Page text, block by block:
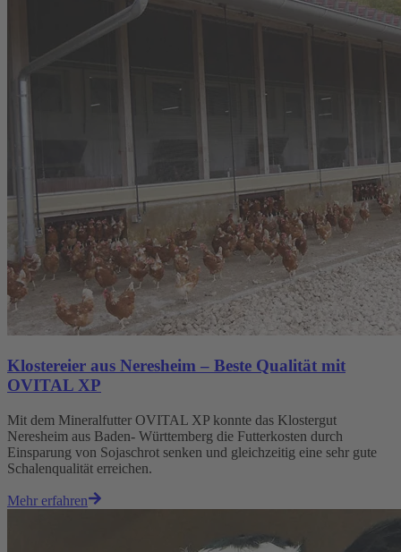
Klostereier aus Neresheim – Beste Qualität mit
OVITAL XP
Mit dem Mineralfutter OVITAL XP konnte das Klostergut
Neresheim aus Baden- Württemberg die Futterkosten durch
Einsparung von Sojaschrot senken und gleichzeitig eine sehr gute
Schalenqualität erreichen.
Mehr erfahren